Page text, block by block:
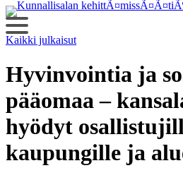
Siirry
sisältöön
Kaikki julkaisut
Hyvinvointia ja
pääomaa –
hyödyt
kaupungille ja